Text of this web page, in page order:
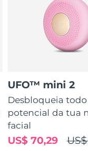
UFO™ mini 2
Desbloqueia
potencial da tua
facial
US$ 70,29